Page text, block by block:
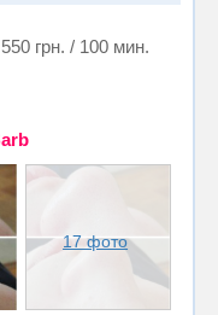
550 грн. / 100 мин.
17 фото